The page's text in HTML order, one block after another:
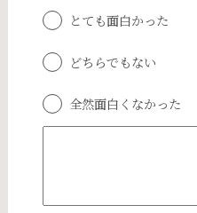
とても面白かった
どちらでもない
全然面白くなかった